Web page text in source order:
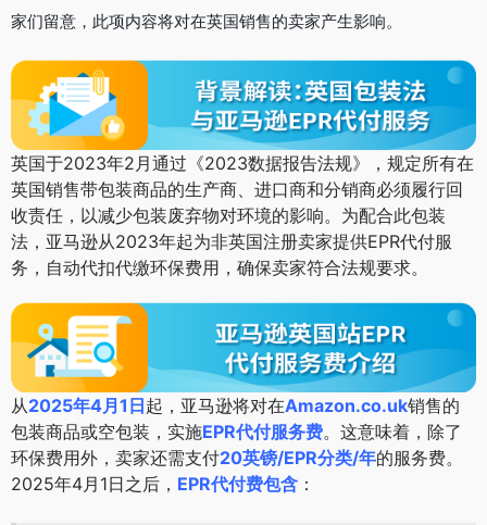
家们留意，此项内容将对在英国销售的卖家产生影响。
英国于2023年2月通过《2023数据报告法规》，规定所有在
英国销售带包装商品的生产商、进口商和分销商必须履行回
收责任，以减少包装废弃物对环境的影响。为配合此包装
法，亚马逊从2023年起为非英国注册卖家提供EPR代付服
务，自动代扣代缴环保费用，确保卖家符合法规要求。
从2025年4月1日起，亚马逊将对在Amazon.co.uk销售的
包装商品或空包装，实施EPR代付服务费。这意味着，除了
环保费用外，卖家还需支付20英镑/EPR分类/年的服务费。
2025年4月1日之后， EPR代付费包含 ：